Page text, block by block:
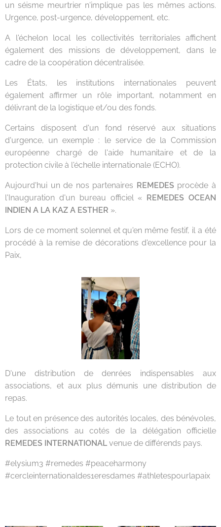
un séisme meurtrier n'implique pas les mêmes actions.
Urgence, post-urgence, développement, etc.
A l'échelon local les collectivités territoriales affichent
également des missions de développement, dans le
cadre de la coopération décentralisée.
Les États, les institutions internationales peuvent
également affirmer un rôle important, notamment en
délivrant de la logistique et/ou des fonds.
Certains disposent d'un fond réservé aux situations
d'urgence, un exemple : le service de la Commission
européenne chargé de l'aide humanitaire et de la
protection civile à l'échelle internationale (ECHO).
Aujourd'hui un de nos partenaires REMEDESprocède à
l'Inauguration d'un bureau officiel «
REMEDES OCEAN
INDIEN A LA KAZ A ESTHER ».
Lors de ce moment solennel et qu'en même festif, il a été
procédé à la remise de décorations d'excellence pour la
Paix,
D'une distribution de denrées indispensables aux
associations, et aux plus démunis une distribution de
repas.
Le tout en présence des autorités locales, des bénévoles,
des associations au cotés de la délégation officielle
REMEDES INTERNATIONAL venue de différends pays.
#elysium3 #remedes #peaceharmony
#cercleinternationaldes1eresdames #athletespourlapaix